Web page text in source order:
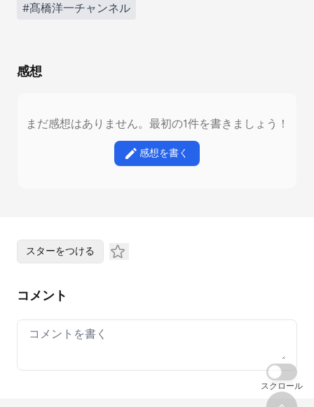
#髙橋洋一チャンネル
感想
まだ感想はありません。最初の1件を書きましょう！
感想を書く
スターをつける
コメント
Your comment
スクロール